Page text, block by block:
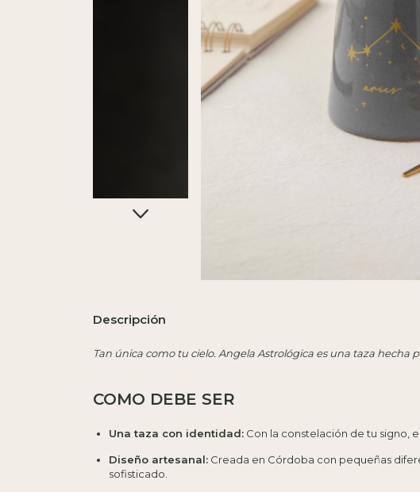
Descripción
Tan única como tu cielo. Angela Astrológica es una taza hecha
COMO DEBE SER
Una taza con identidad: Con la constelación de tu signo,
Diseño artesanal: Creada en Córdoba con pequeñas
sofisticado.